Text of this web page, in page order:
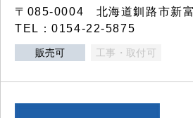
〒085-0004 北海道釧路市新
TEL：0154-22-5875
販売可 工事・取付可